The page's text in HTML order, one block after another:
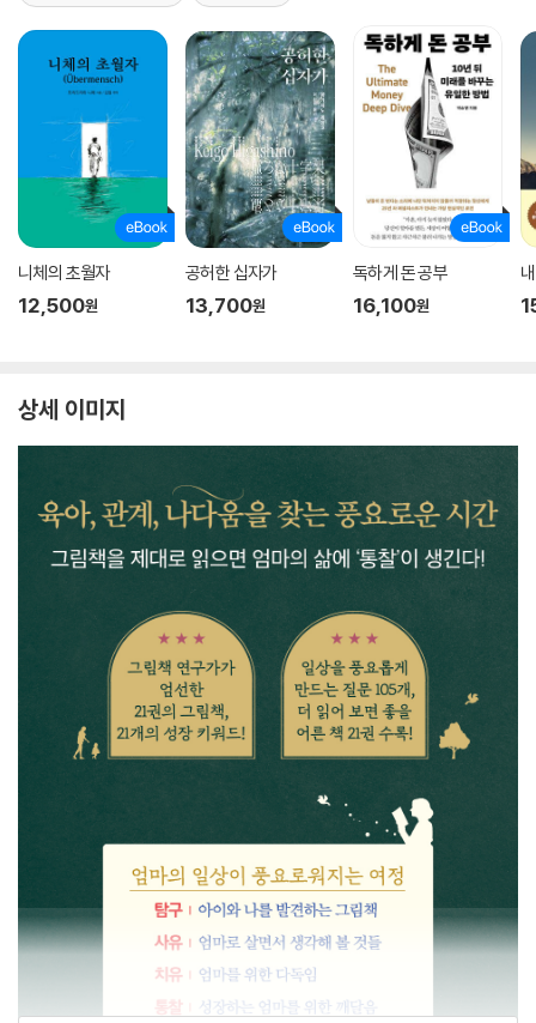
니체의 초월자
12,500원
공허한 십자가
13,700원
독하게 돈 공부
16,100원
상세 이미지